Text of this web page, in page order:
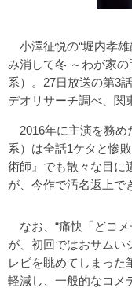
小澤征悦の“堀内孝雄
み消して冬 ～わが家
系）。27日放送の第3
デオリサーチ調べ、関
2016年に主演を務め
系）は全話1ケタと惨
術師』でも散々な目に
が、今作で汚名返上で
なお、“痛快「どコメ
が、初回ではおサムい
レビを眺めてしまった
軽減し、一般的なコメ